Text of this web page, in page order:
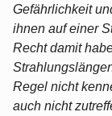
Gefährlichkeit
ihnen auf einer
Recht damit
Regel nicht
auch nicht